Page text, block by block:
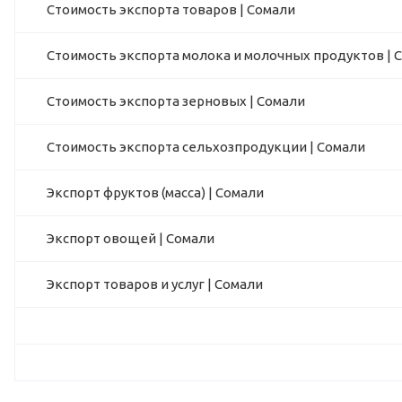
Стоимость экспорта товаров | Сомали
Стоимость экспорта молока и молочных продуктов |
Стоимость экспорта зерновых | Сомали
Стоимость экспорта сельхозпродукции | Сомали
Экспорт фруктов (масса) | Сомали
Экспорт овощей | Сомали
Экспорт товаров и услуг | Сомали